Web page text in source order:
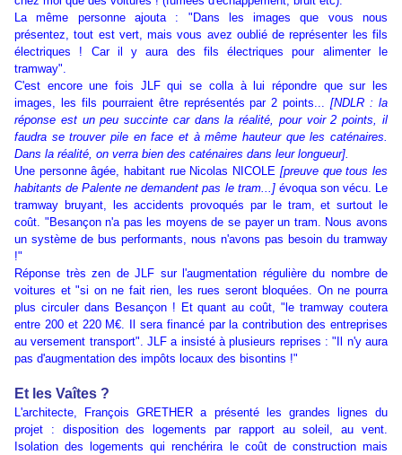
La même personne ajouta : "Dans les images que vous nous
présentez, tout est vert, mais vous avez oublié de représenter les fils
électriques ! Car il y aura des fils électriques pour alimenter le
tramway".
C'est encore une fois JLF qui se colla à lui répondre que sur les
images, les fils pourraient être représentés par 2 points...[NDLR : la
réponse est un peu succinte car dans la réalité, pour voir 2 points, il
faudra se trouver pile en face et à même hauteur que les caténaires.
Dans la réalité, on verra bien des caténaires dans leur longueur].
Une personne âgée, habitant rue Nicolas NICOLE [preuve que tous les
habitants de Palente ne demandent pas le tram...]évoqua son vécu. Le
tramway bruyant, les accidents provoqués par le tram, et surtout le
coût. "Besançon n'a pas les moyens de se payer un tram. Nous avons
un système de bus performants, nous n'avons pas besoin du tramway
!"
Réponse très zen de JLF sur l'augmentation régulière du nombre de
voitures et "si on ne fait rien, les rues seront bloquées. On ne pourra
plus circuler dans Besançon ! Et quant au coût, "le tramway coutera
entre 200 et 220 M€. Il sera financé par la contribution des entreprises
au versement transport". JLF a insisté à plusieurs reprises : "Il n'y aura
pas d'augmentation des impôts locaux des bisontins !"
Et les Vaîtes ?
L'architecte, François GRETHER a présenté les grandes lignes du
projet : disposition des logements par rapport au soleil, au vent.
Isolation des logements qui renchérira le coût de construction mais